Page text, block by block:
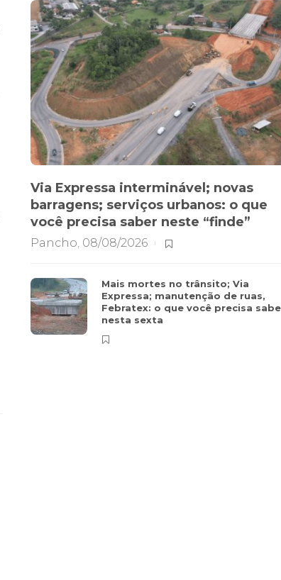
Via Expressa interminável; novas
barragens; serviços urbanos: o que
você precisa saber neste “finde”
Pancho, 08/08/2026
Mais mortes no trânsito; Via
Expressa; manutenção de ruas,
Febratex: o que você precisa
nesta sexta